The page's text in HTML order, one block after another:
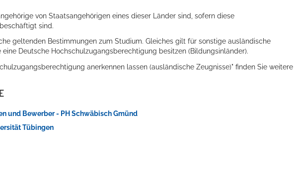
von Staatsangehörigen eines dieser Länder sind, sofern diese
sind.
geltenden Bestimmungen zum Studium. Gleiches gilt für sonstige ausländische
Deutsche Hochschulzugangsberechtigung besitzen (Bildungsinländer).
anerkennen lassen (ausländische Zeugnisse)" finden Sie weitere
und Bewerber - PH Schwäbisch Gmünd
Tübingen